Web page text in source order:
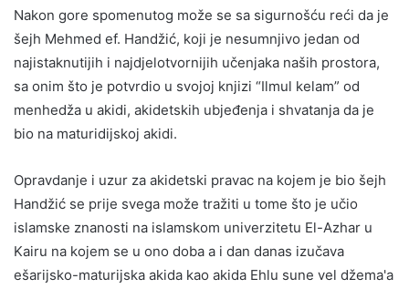
Nakon gore spomenutog može se sa sigurnošću reći da je
šejh Mehmed ef. Handžić, koji je nesumnjivo jedan od
najistaknutijih i najdjelotvornijih učenjaka naših prostora,
sa onim što je potvrdio u svojoj knjizi “Ilmul kelam” od
menhedža u akidi, akidetskih ubjeđenja i shvatanja da je
bio na maturidijskoj akidi.
Opravdanje i uzur za akidetski pravac na kojem je bio šejh
Handžić se prije svega može tražiti u tome što je učio
islamske znanosti na islamskom univerzitetu El-Azhar u
Kairu na kojem se u ono doba a i dan danas izučava
ešarijsko-maturijska akida kao akida Ehlu sune vel džema'a